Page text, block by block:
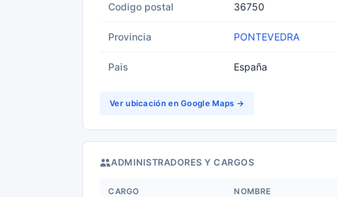
Codigo postal 36750
Provincia PONTEVEDRA
Pais España
Ver ubicación en Google Maps →
ADMINISTRADORES Y CARGOS
CARGO NOMBRE